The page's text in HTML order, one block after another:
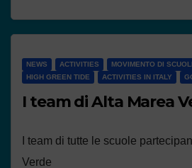
NEWS ACTIVITIES
MOVIMENTO DI
HIGH GREEN TIDE
ACTIVITIES IN ITALY
I team di Alta Marea
I team di tutte le scuole
Verde